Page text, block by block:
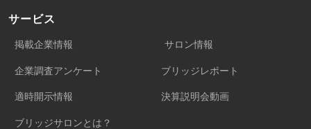
サービス
掲載企業情報 サロン情報
企業調査アンケート ブリッジレポート
適時開示情報 決算説明会動画
ブリッジサロンとは？